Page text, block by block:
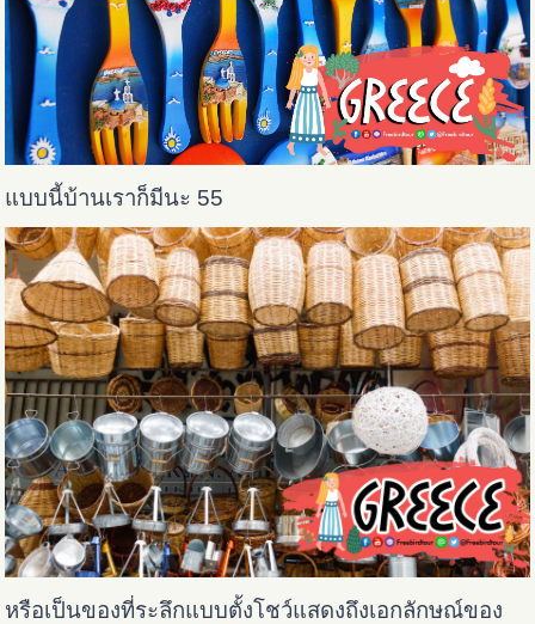
แบบนี้บ้านเราก็มีนะ 55
หรือเป็นของที่ระลึกแบบตั้งโชว์แสดงถึงเอกลักษณ์ของ